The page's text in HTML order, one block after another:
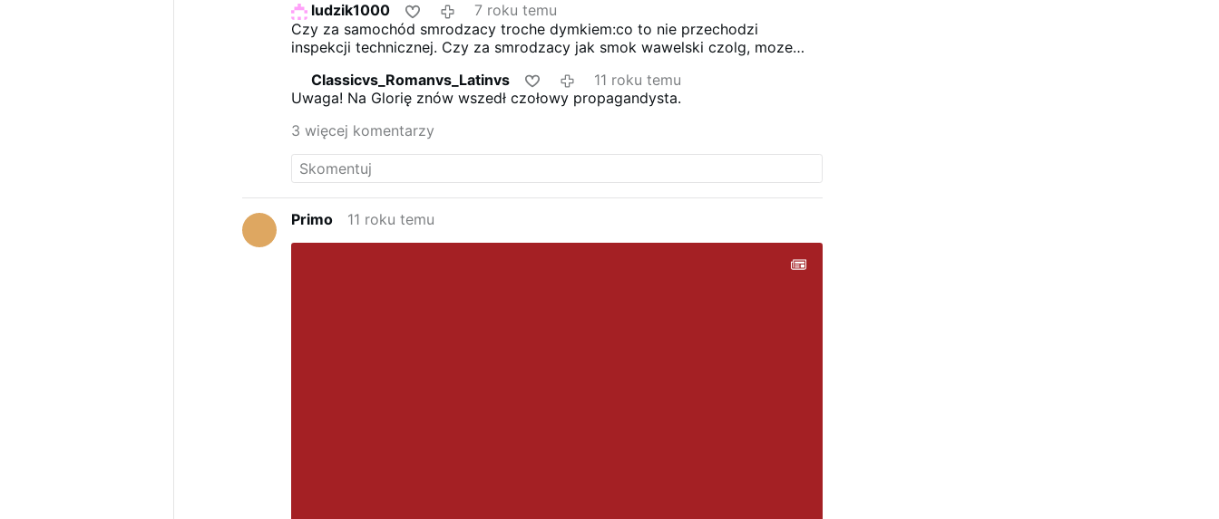
pieczołowicie wprowadzane w życie. W roku 2012 Klub Rzymski
opublikował konkretny plan transformacji Chrześcijaństwa do roku 2050 w
globalną zieloną religię. Plan ten zakłada odejście odcredogdzie człowiek
jest najwyższym tworem Boga, któremu stwórca oddał ziemię pod władanie
w kierunku nowegocredogdzie człowiek jest elementem świata
podporządkowanym stworzeniu. Jak napisano w publikacji
zagrożeniem”dla środowiska i rządzący muszą je chronić ograniczając
ekspresję danego przez Boga ludzkiego potencjału poprzez modyfikację
religii. Obecnie więc …
ludzik1000
7 roku temu
Czy za samochód smrodzacy troche dymkiem:co to nie przechodzi
inspekcji technicznej. Czy za smrodzacy jak smok wawelski czolg, moze
Classicvs_Romanvs_Latinvs
11 roku temu
Uwaga! Na Glorię znów wszedł czołowy propagandysta.
3 więcej komentarzy
Primo 11 roku temu